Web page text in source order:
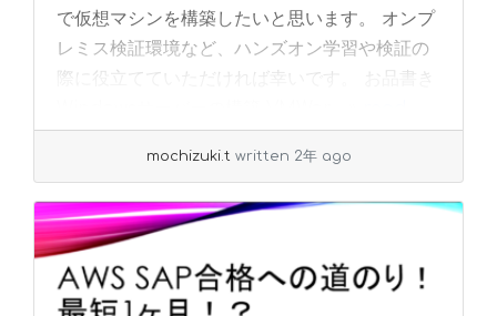
で仮想マシンを構築したいと思います。 オンプ
レミス検証環境など、ハンズオン学習や検証の
際に役立てていただければ幸いです。 お品書き
mochizuki.t written 2年 ago